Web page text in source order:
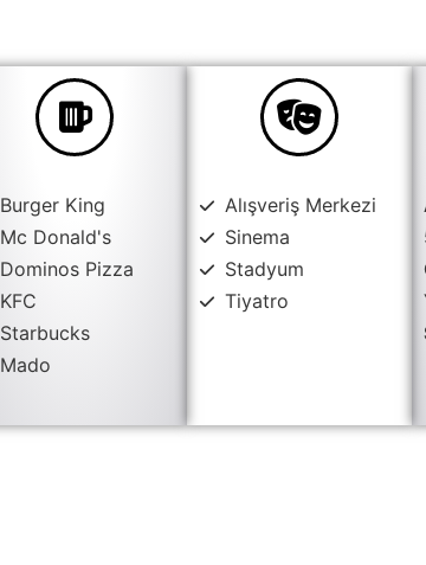
Burger King
Mc Donald's
Dominos Pizza
KFC
Starbucks
Mado
Alışveriş Merkezi
Sinema
Stadyum
Tiyatro